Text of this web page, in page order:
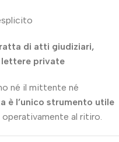
di atti giudiziari,
lettere private
né il mittente né
è l’unico strumento utile
al ritiro.